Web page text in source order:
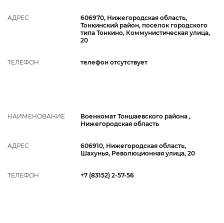
АДРЕС
606970, Нижегородская область,
Тонкинский район, поселок городского
типа Тонкино, Коммунистическая улица,
20
ТЕЛЕФОН телефон отсутствует
НАИМЕНОВАНИЕ
Военкомат Тоншаевского района ,
Нижегородская область
АДРЕС
606910, Нижегородская область,
Шахунья, Революционная улица, 20
ТЕЛЕФОН +7 (83152) 2-57-56